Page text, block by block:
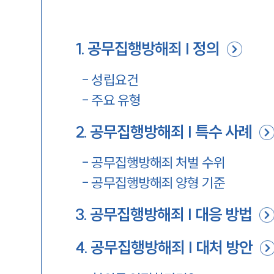
1. 공무집행방해죄 | 정의
- 성립요건
- 주요 유형
2. 공무집행방해죄 | 특수 사례
-공무집행방해죄 처벌 수위
-공무집행방해죄 양형 기준
3. 공무집행방해죄 | 대응 방법
4. 공무집행방해죄 | 대처 방안